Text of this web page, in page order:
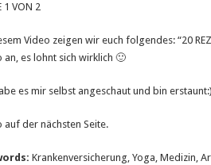
1 VON 2
Video zeigen wir euch folgendes: “20
an, es lohnt sich wirklich 🙂
es mir selbst angeschaut und bin erstaunt:)
auf der nächsten Seite.
Krankenversicherung, Yoga, Medizin,